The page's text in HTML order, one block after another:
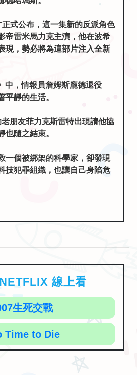
式公布，這一集新的反派角色
帝雷米馬力克主演，他在波希
現，勢必將為這部片注入全新
中，情報員詹姆斯龐德退役
平靜的生活。
朋友菲力克斯雷特出現請他協
也隨之結束。
一個被綁架的科學家，卻發現
技犯罪組織，也讓自己身陷危
線上看
生死交戰
Time to Die